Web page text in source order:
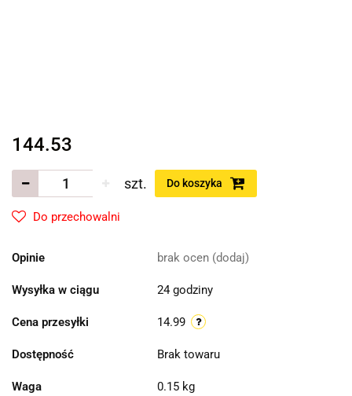
144.53
szt. Do koszyka
Do przechowalni
Opinie brak ocen (dodaj)
Wysyłka w ciągu 24 godziny
Cena przesyłki 14.99
Dostępność Brak towaru
Waga 0.15 kg